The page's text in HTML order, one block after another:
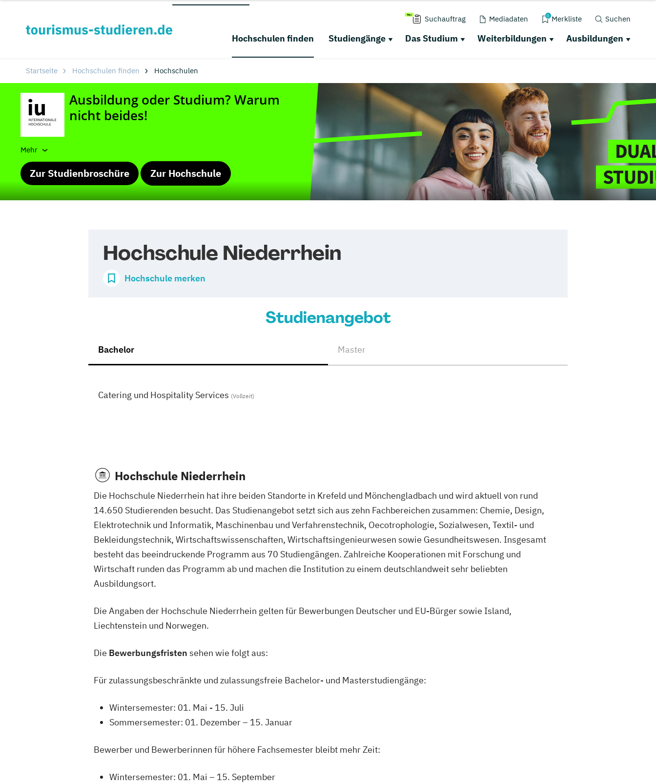
Suchauftrag Mediadaten 0 Merkliste Suchen
Hochschulen finden Studiengänge Das Studium Weiterbildungen Ausbildungen
Startseite Hochschulen finden Hochschulen
Mehr
Zur Studienbroschüre Zur Hochschule
Hochschule Niederrhein
Hochschule merken
Studienangebot
Bachelor Master
Catering und Hospitality Services (Vollzeit)
Hochschule Niederrhein
Die Hochschule Niederrhein hat ihre beiden Standorte in Krefeld und Mönchengladbach und wird aktuell von rund
14.650 Studierenden besucht. Das Studienangebot setzt sich aus zehn Fachbereichen zusammen: Chemie, Design,
Elektrotechnik und Informatik, Maschinenbau und Verfahrenstechnik, Oecotrophologie, Sozialwesen, Textil- und
Bekleidungstechnik, Wirtschaftswissenschaften, Wirtschaftsingenieurwesen sowie Gesundheitswesen. Insgesamt
besteht das beeindruckende Programm aus 70 Studiengängen. Zahlreiche Kooperationen mit Forschung und
Wirtschaft runden das Programm ab und machen die Institution zu einem deutschlandweit sehr beliebten
Ausbildungsort.
Die Angaben der Hochschule Niederrhein gelten für Bewerbungen Deutscher und EU-Bürger sowie Island,
Liechtenstein und Norwegen.
Die Bewerbungsfristen sehen wie folgt aus:
Für zulassungsbeschränkte und zulassungsfreie Bachelor- und Masterstudiengänge:
Wintersemester: 01. Mai - 15. Juli
Sommersemester: 01. Dezember – 15. Januar
Bewerber und Bewerberinnen für höhere Fachsemester bleibt mehr Zeit:
Wintersemester: 01. Mai – 15. September